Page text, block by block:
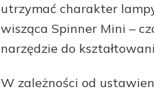
utrzymać charakter
wisząca Spinner Mini –
narzędzie do
W zależności od